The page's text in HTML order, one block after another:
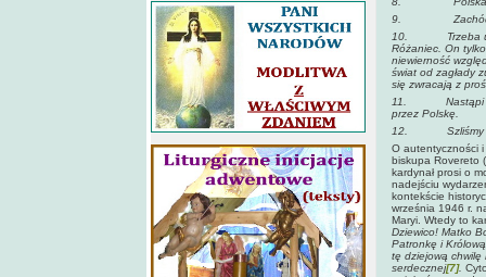
9.
10. Trzeba
Różaniec. On
niewierność
świat od zagłady
się zwracają z
11. Nastąpi
przez Polskę.
12.
O autentyczności i
biskupa Rovereto
kardynał prosi o
nadejściu
kontekście
września 1946 r.
Maryi. Wtedy to
Dziewico! Matko
Patronkę i
tę dziejową chwilę
serdecznej[7].